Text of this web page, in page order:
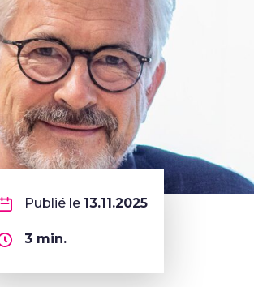
Publié le 13.11.2025
3min.